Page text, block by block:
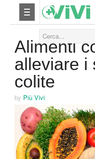
Alimenti
alleviare i
colite
by Più Vivi